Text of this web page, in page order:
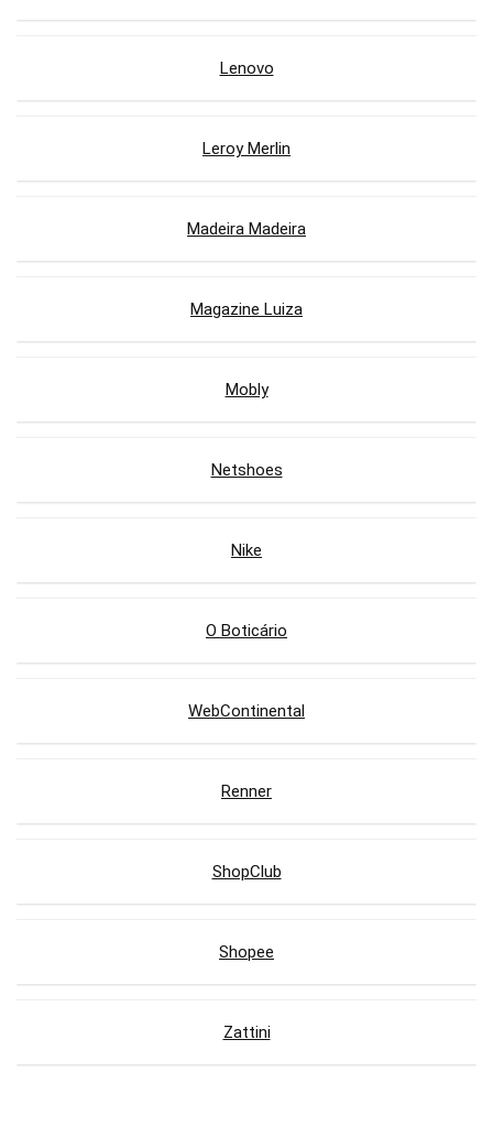
Lenovo
Leroy Merlin
Madeira Madeira
Magazine Luiza
Mobly
Netshoes
Nike
O Boticário
WebContinental
Renner
ShopClub
Shopee
Zattini